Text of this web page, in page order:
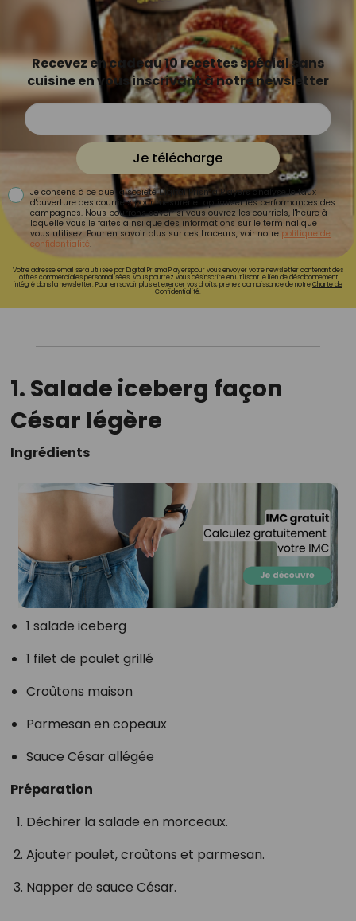
Recevez en cadeau 10 recettes spécial sans
cuisine en vous inscrivant à notre newsletter
Je télécharge
Je consens à ce que la société Digital Prisma Players analyse le taux
d'ouverture des courriels pour mesurer et optimiser les performances des
campagnes. Nous pourrons savoir si vous ouvrez les courriels, l'heure à
laquelle vous le faites ainsi que des informations sur le terminal que
vous utilisez. Pour en savoir plus sur ces traceurs, voir notre politique de
confidentialité.
Votre adresse email sera utilisée par Digital Prisma Playerspour vous envoyer votre newsletter contenant des
offres commerciales personnalisées. Vous pourrez vous désinscrire en utilisant le lien de désabonnement
intégré dans la newsletter. Pour en savoir plus et exercer vos droits, prenez connaissance de notreCharte de
Confidentialité.
1. Salade iceberg façon
César légère
Ingrédients
1 salade iceberg
1 filet de poulet grillé
Croûtons maison
Parmesan en copeaux
Sauce César allégée
Préparation
Déchirer la salade en morceaux.
Ajouter poulet, croûtons et parmesan.
Napper de sauce César.